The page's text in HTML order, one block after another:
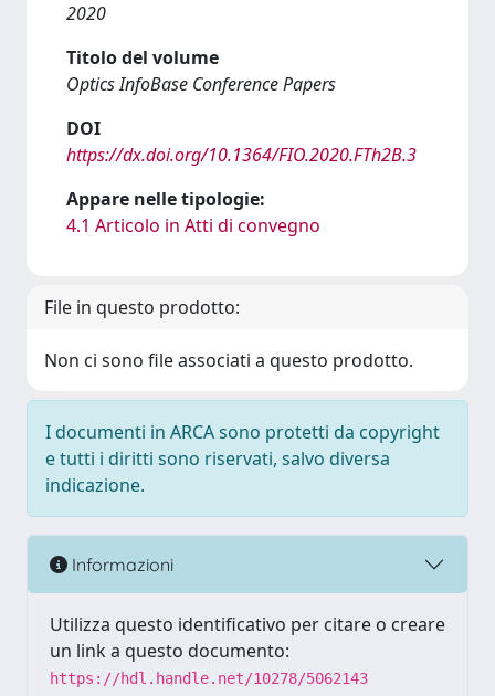
2020
Titolo del volume
Optics InfoBase Conference Papers
DOI
https://dx.doi.org/10.1364/FIO.2020.FTh2B.3
Appare nelle tipologie:
4.1 Articolo in Atti di convegno
File in questo prodotto:
Non ci sono file associati a questo prodotto.
I documenti in ARCA sono protetti da copyright
e tutti i diritti sono riservati, salvo diversa
indicazione.
Informazioni
Utilizza questo identificativo per citare o creare
un link a questo documento:
https://hdl.handle.net/10278/5062143